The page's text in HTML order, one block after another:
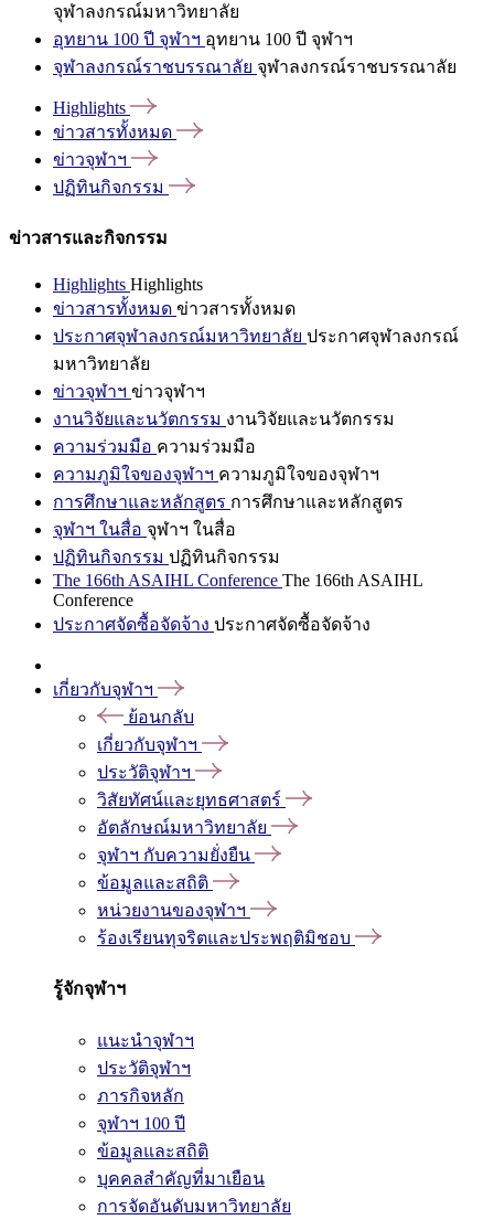
จุฬาลงกรณ์มหาวิทยาลัย
อุทยาน 100 ปี จุฬาฯ อุทยาน 100 ปี จุฬาฯ
จุฬาลงกรณ์ราชบรรณาลัย จุฬาลงกรณ์ราชบรรณาลัย
Highlights
ข่าวสารทั้งหมด
ข่าวจุฬาฯ
ปฏิทินกิจกรรม
ข่าวสารและกิจกรรม
Highlights Highlights
ข่าวสารทั้งหมด ข่าวสารทั้งหมด
ประกาศจุฬาลงกรณ์มหาวิทยาลัย ประกาศจุฬาลงกรณ์
มหาวิทยาลัย
ข่าวจุฬาฯ ข่าวจุฬาฯ
งานวิจัยและนวัตกรรม งานวิจัยและนวัตกรรม
ความร่วมมือ ความร่วมมือ
ความภูมิใจของจุฬาฯ ความภูมิใจของจุฬาฯ
การศึกษาและหลักสูตร การศึกษาและหลักสูตร
จุฬาฯ ในสื่อ จุฬาฯ ในสื่อ
ปฏิทินกิจกรรม ปฏิทินกิจกรรม
The 166th ASAIHL Conference The 166th ASAIHL
Conference
ประกาศจัดซื้อจัดจ้าง ประกาศจัดซื้อจัดจ้าง
เกี่ยวกับจุฬาฯ
ย้อนกลับ
เกี่ยวกับจุฬาฯ
ประวัติจุฬาฯ
วิสัยทัศน์และยุทธศาสตร์
อัตลักษณ์มหาวิทยาลัย
จุฬาฯ กับความยั่งยืน
ข้อมูลและสถิติ
หน่วยงานของจุฬาฯ
ร้องเรียนทุจริตและประพฤติมิชอบ
รู้จักจุฬาฯ
แนะนำจุฬาฯ
ประวัติจุฬาฯ
ภารกิจหลัก
จุฬาฯ 100 ปี
ข้อมูลและสถิติ
บุคคลสำคัญที่มาเยือน
การจัดอันดับมหาวิทยาลัย